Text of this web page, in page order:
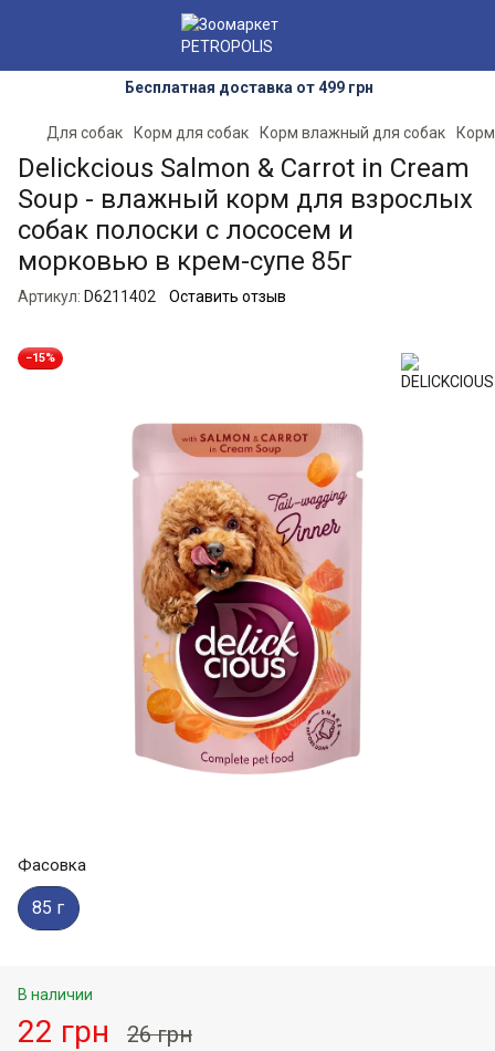
Бесплатная доставка от 499 грн
Для собак Корм для собак Корм влажный для собак
Delickcious Salmon & Carrot in Cream
Soup - влажный корм для взрослых
собак полоски с лососем и
морковью в крем-супе 85г
Артикул: D6211402 Оставить отзыв
−15%
Фасовка
85 г
В наличии
22 грн 26 грн